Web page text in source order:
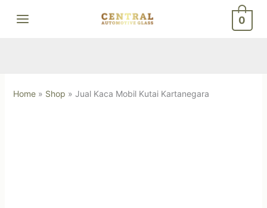
0
Home» Shop » Jual Kaca Mobil Kutai Kartanegara